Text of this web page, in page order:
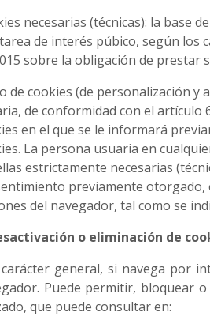
necesarias (técnicas): la base
de interés púbico, según los
sobre la obligación de prestar
de cookies (de personalización
de conformidad con el artículo
en el que se le informará
La persona usuaria en
estrictamente necesarias
previamente otorgado,
del navegador, tal como se
o eliminación de
general, si navega por
Puede permitir, bloquear
que puede consultar en: